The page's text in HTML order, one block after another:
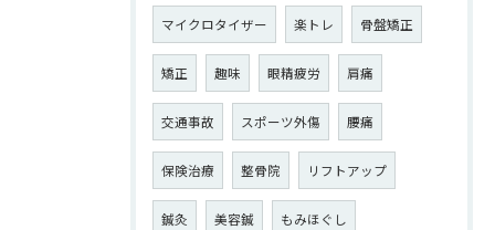
マイクロタイザー 楽トレ 骨盤矯正
矯正 趣味 眼精疲労 肩痛
交通事故 スポーツ外傷 腰痛
保険治療 整骨院 リフトアップ
鍼灸 美容鍼 もみほぐし